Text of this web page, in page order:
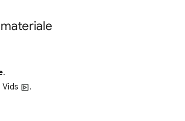
.
Vids
.